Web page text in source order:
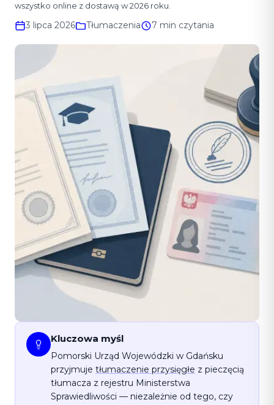
wszystko online z dostawą w 2026 roku.
3 lipca 2026 Tłumaczenia 7 min czytania
Kluczowa myśl
Pomorski Urząd Wojewódzki w Gdańsku
przyjmuje tłumaczenie przysięgłe z pieczęcią
tłumacza z rejestru Ministerstwa
Sprawiedliwości — niezależnie od tego, czy